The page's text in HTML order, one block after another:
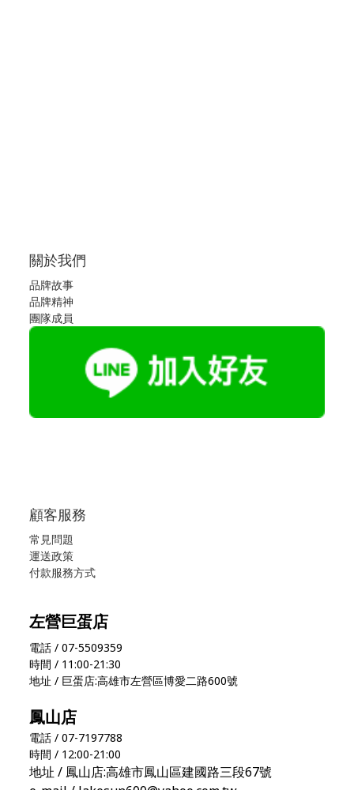
關於我們
品牌故事
品牌精神
團隊成員
顧客服務
常見問題
運送政策
付款服務方式
左營巨蛋店
電話 / 07-5509359
時間 / 11:00-21:30
地址 / 巨蛋店:高雄市左營區博愛二路600號
鳳山店
電話 / 07-7197788
時間 / 12:00-21:00
地址 / 鳳山店:高雄市鳳山區建國路三段67號